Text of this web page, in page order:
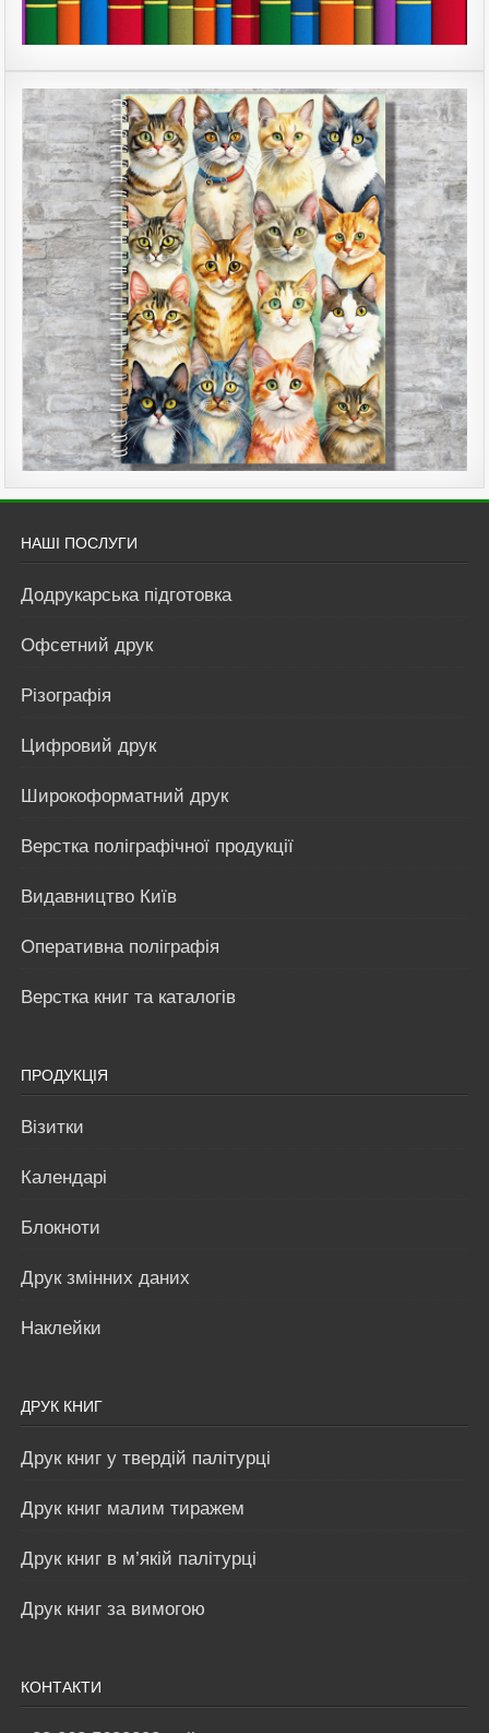
НАШІ ПОСЛУГИ
Додрукарська підготовка
Офсетний друк
Різографія
Цифровий друк
Широкоформатний друк
Верстка поліграфічної продукції
Видавництво Київ
Оперативна поліграфія
Верстка книг та каталогів
ПРОДУКЦІЯ
Візитки
Календарі
Блокноти
Друк змінних даних
Наклейки
ДРУК КНИГ
Друк книг у твердій палітурці
Друк книг малим тиражем
Друк книг в м’якій палітурці
Друк книг за вимогою
КОНТАКТИ